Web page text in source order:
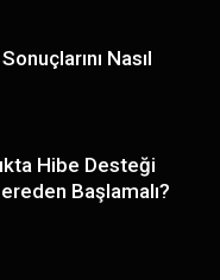
Nasıl
Hibe Desteği
Başlamalı?